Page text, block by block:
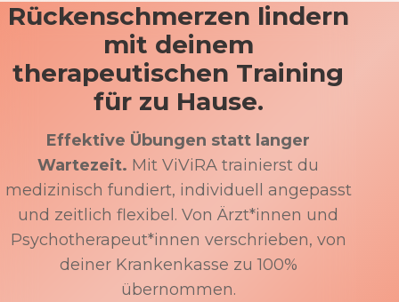
Rückenschmerzen lindern
mit deinem
therapeutischen Training
für zu Hause.
Effektive Übungen statt langer
Wartezeit. Mit ViViRA trainierst du
medizinisch fundiert, individuell angepasst
und zeitlich flexibel. Von Ärzt*innen und
Psychotherapeut*innen verschrieben, von
deiner Krankenkasse zu 100%
übernommen.